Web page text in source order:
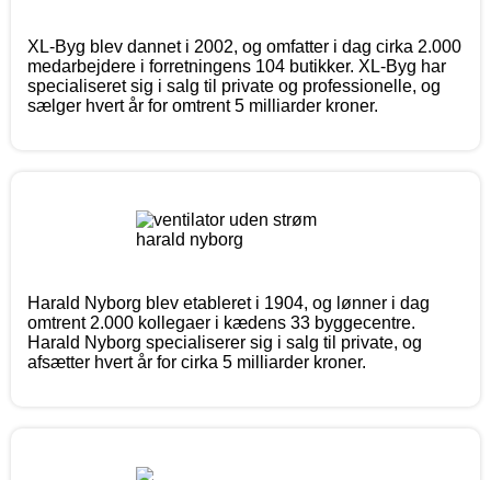
XL-Byg blev dannet i 2002, og omfatter i dag cirka 2.000
medarbejdere i forretningens 104 butikker. XL-Byg har
specialiseret sig i salg til private og professionelle, og
sælger hvert år for omtrent 5 milliarder kroner.
Harald Nyborg blev etableret i 1904, og lønner i dag
omtrent 2.000 kollegaer i kædens 33 byggecentre.
Harald Nyborg specialiserer sig i salg til private, og
afsætter hvert år for cirka 5 milliarder kroner.